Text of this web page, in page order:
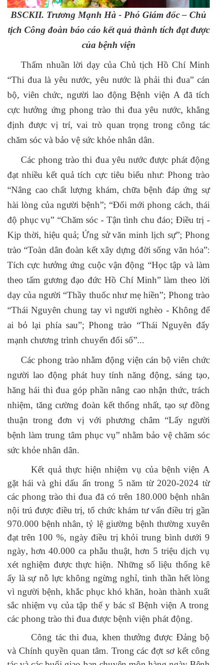
BSCKII. Trương Mạnh Hà - Phó Giám đốc – Chủ
tịch Công đoàn báo cáo kết quả thành tích đạt được
của bệnh viện
Thấm nhuần lời dạy của Chủ tịch Hồ Chí Minh
“Thi đua là yêu nước, yêu nước là phải thi đua” cán
bộ, viên chức, người lao động Bệnh viện A đã tích
cực hưởng ứng phong trào thi đua yêu nước, khẳng
định được vị trí, vai trò quan trọng trong công tác
chăm sóc và bảo vệ sức khỏe nhân dân.
Các phong trào thi đua yêu nước được phát động
đạt nhiều kết quả tích cựctiêu biểu như: Phong trào
“Nâng cao chất lượng khám, chữa bệnh đáp ứng sự
hài lòng của người bệnh”; “Đổi mới phong cách, thái
độ phục vụ” “Chăm sóc - Tận tình chu đáo; Điều trị -
Kịp thời, hiệu quả; Ứng sử văn minh lịch sự”; Phong
trào “Toàn dân đoàn kết xây dựng đời sống văn hóa”:
Tích cực hưởng ứng cuộc vận động “Học tập và làm
theo tấm gương đạo đức Hồ Chí Minh” làm theo lời
dạy của người “Thầy thuốc như mẹ hiền”; Phong trào
“Thái Nguyên chung tay vì người nghèo - Không để
ai bỏ lại phía sau”; Phong trào “Thái Nguyên đẩy
mạnh chương trình chuyển đổi số”...
Các phong trào nhằm động viện cán bộ viên chức
người lao động phát huy tính năng động, sáng tạo,
hăng hái thi đua góp phần nâng cao nhận thức, trách
nhiệm, tăng cường đoàn kết thống nhất, tạo sự đồng
thuận trong đơn vị với phương châm “Lấy người
bệnh làm trung tâm phục vụ” nhằm bảo vệ chăm sóc
sức khỏe nhân dân.
Kết quả thực hiện nhiệm vụ của bệnh viện A
gặt hái và ghi dấu ấn trong 5 năm từ 2020-2024 từ
các phong trào thi đua đã có trên 180.000 bệnh nhân
nội trú được điều trị, tổ chức khám tư vấn điều trị gần
970.000 bệnh nhân, tỷ lệ giường bệnh thường xuyên
đạt trên 100 %, ngày điều trị khỏi trung bình dưới 9
ngày, hơn 40.000 ca phẫu thuật, hơn 5 triệu dịch vụ
xét nghiệm được thực hiện. Những số liệu thống kê
ấy là sự nỗ lực không ngừng nghỉ, tinh thần hết lòng
vì người bệnh, khắc phục khó khăn, hoàn thành xuất
sắc nhiệm vụ của tập thể y bác sĩBệnh viện A trong
các phong trào thi đua được bệnh viện phát động.
Công tác thi đua, khen thưởng được Đảng bộ
và Chính quyền quan tâm. Trong các đợt sơ kết công